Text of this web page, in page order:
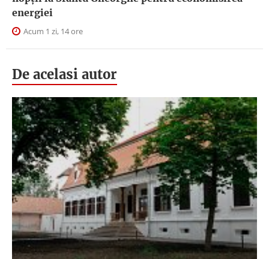
energiei
Acum 1 zi, 14 ore
De acelasi autor